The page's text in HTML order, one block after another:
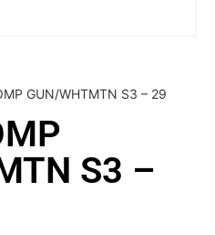
GUN/WHTMTN S3 – 29
S3 –